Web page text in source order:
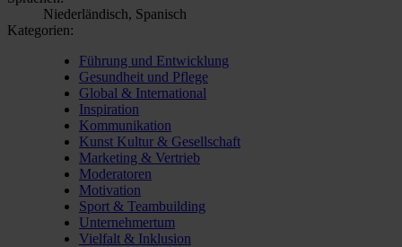
Niederländisch, Spanisch
Kategorien:
Führung und Entwicklung
Gesundheit und Pflege
Global & International
Inspiration
Kommunikation
Kunst Kultur & Gesellschaft
Marketing & Vertrieb
Moderatoren
Motivation
Sport & Teambuilding
Unternehmertum
Vielfalt & Inklusion